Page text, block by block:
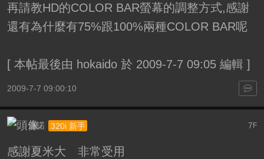
再請教HD的COLOR BAR螢幕的調整方式,感謝
還有為什麼有75%跟100%兩種COLOR BAR呢
[本帖最後由 hokaido 於 2009-7-7 09:05 編輯 ]
2009-7-7 09:00:10
7 F
迪諾 320i 新手
感謝夏米大 非常受用